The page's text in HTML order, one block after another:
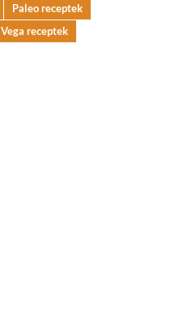
Paleo receptek
Vega receptek